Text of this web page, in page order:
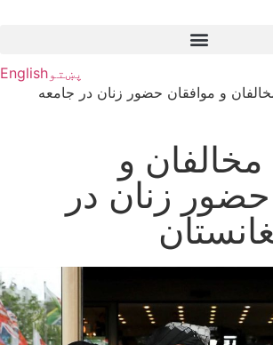
پښتوEnglish
و موافقان حضور زنان در جامعه
و
زنان در